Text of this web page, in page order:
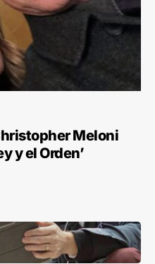
Meloni
y el Orden’